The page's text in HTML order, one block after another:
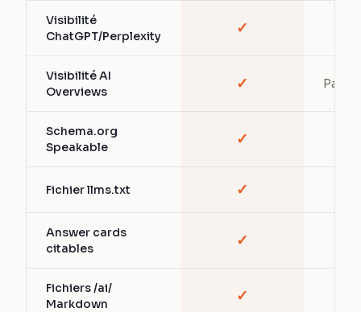
Visibilité
ChatGPT/Perplexity
✓
Visibilité AI
Overviews
✓ Partiel
Schema.org
Speakable
✓
Fichier llms.txt ✓
Answer cards
citables
✓
Fichiers /ai/
Markdown
✓